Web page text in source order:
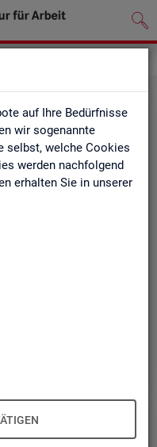
auf Ihre Bedürfnisse
wir sogenannte
selbst, welche Cookies
werden nachfolgend
erhalten Sie in unserer
oder haben
fehlt?